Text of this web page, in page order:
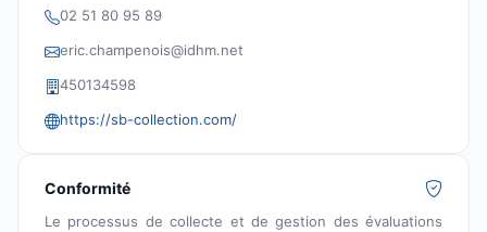
02 51 80 95 89
eric.champenois@idhm.net
450134598
https://sb-collection.com/
Conformité
Le processus de collecte et de gestion des évaluations